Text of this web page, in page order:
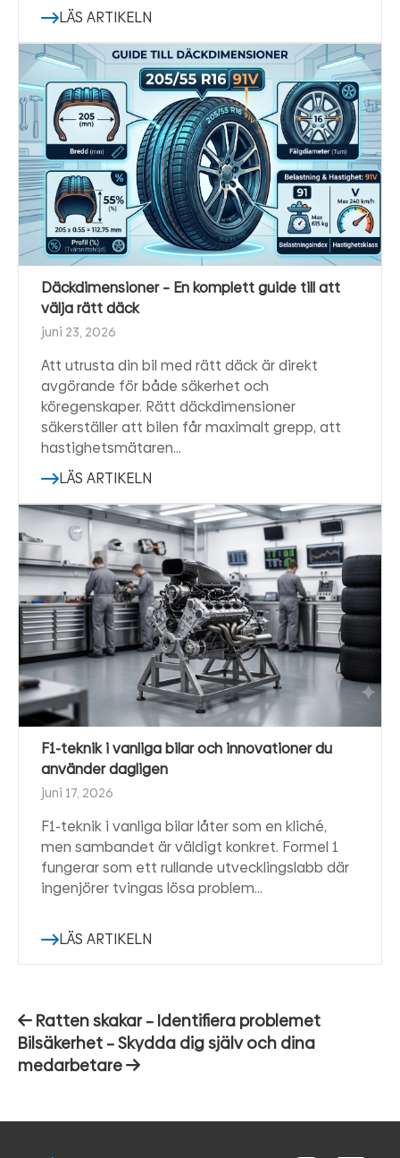
LÄS ARTIKELN
Däckdimensioner – En komplett guide till att
välja rätt däck
juni 23, 2026
Att utrusta din bil med rätt däck är direkt
avgörande för både säkerhet och
köregenskaper. Rätt däckdimensioner
säkerställer att bilen får maximalt grepp, att
hastighetsmätaren…
LÄS ARTIKELN
F1-teknik i vanliga bilar och innovationer du
använder dagligen
juni 17, 2026
F1-teknik i vanliga bilar låter som en kliché,
men sambandet är väldigt konkret. Formel 1
fungerar som ett rullande utvecklingslabb där
ingenjörer tvingas lösa problem…
LÄS ARTIKELN
Inläggsnavigering
Förra
inlägget:
Ratten skakar – Identifiera problemet
Bilsäkerhet – Skydda dig själv och dina
medarbetare
Nästa